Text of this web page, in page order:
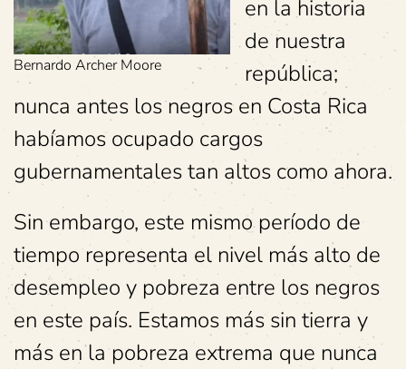
Bernardo Archer Moore
en la historia
de nuestra
república;
nunca antes los negros en Costa Rica
habíamos ocupado cargos
gubernamentales tan altos como ahora.
Sin embargo, este mismo período de
tiempo representa el nivel más alto de
desempleo y pobreza entre los negros
en este país. Estamos más sin tierra y
más en la pobreza extrema que nunca